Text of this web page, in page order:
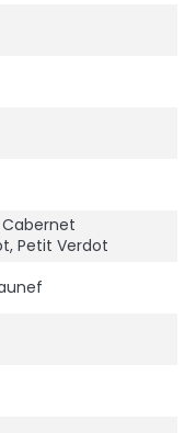
Cabernet
, Petit Verdot